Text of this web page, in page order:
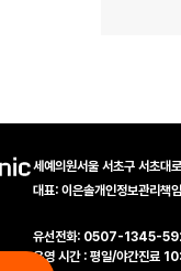
세예의원서울 서초구 서초
대표: 이은솔개인정보관리책
유선전화: 0507-1345-
운영 시간 : 평일/야간진료